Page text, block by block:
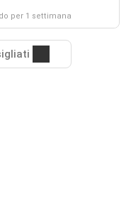
per 1 settimana